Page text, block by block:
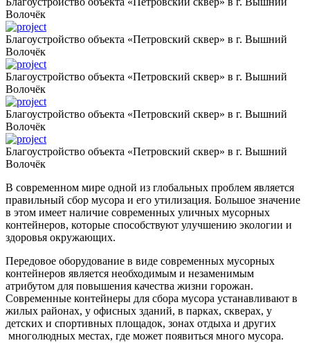
Волочёк
Благоустройство объекта «Петровский сквер» в г. Вышний
Волочёк
Благоустройство объекта «Петровский сквер» в г. Вышний
Волочёк
Благоустройство объекта «Петровский сквер» в г. Вышний
Волочёк
Благоустройство объекта «Петровский сквер» в г. Вышний
Волочёк
В современном мире одной из глобальных проблем является
правильный сбор мусора и его утилизация. Большое значение
в этом имеет наличие современных уличных мусорных
контейнеров, которые способствуют улучшению экологии и
здоровья окружающих.
Передовое оборудование в виде современных мусорных
контейнеров является необходимым и незаменимым
атрибутом для повышения качества жизни горожан.
Современные контейнеры для сбора мусора устанавливают в
жилых районах, у офисных зданий, в парках, скверах, у
детских и спортивных площадок, зонах отдыха и других
многолюдных местах, где может появиться много мусора.